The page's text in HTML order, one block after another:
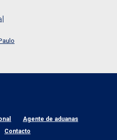
Agente de aduanas
Contacto